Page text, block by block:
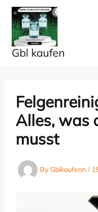
Skip
content
Gbl kaufen
Alles, was
musst
By Gblkaufenn /